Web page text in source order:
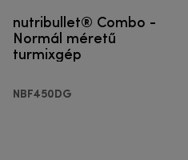
nutribullet® Combo -
Normál méretű
turmixgép
NBF450DG